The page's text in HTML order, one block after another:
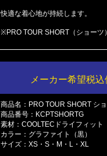
快適な着心地が持続します。
※PRO TOUR SHORT（ショーツ
メーカー希望税込
商品名：PRO TOUR SHORT シ
商品番号：KCPTSHORTG
素材：COOLTECドライフィッ
カラー：グラファイト（黒）
サイズ：XS・S・M・L・XL